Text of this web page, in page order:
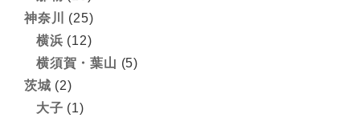
神奈川
(25)
横浜 (12)
横須賀・葉山 (5)
茨城 (2)
大子 (1)